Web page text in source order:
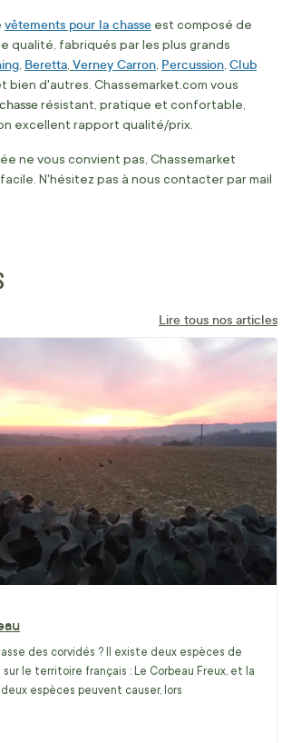
vêtements pour la chasse est composé de
qualité, fabriqués par les plus grands
Beretta Verney Carron Percussion Club
bien d'autres. Chassemarket.com vous
résistant, pratique et confortable,
excellent rapport qualité/prix.
ne vous convient pas, Chassemarket
N'hésitez pas à nous contacter par mail
Lire tous nos articles
des corvidés ? Il existe deux espèces de
le territoire français : Le Corbeau Freux, et la
espèces peuvent causer, lors